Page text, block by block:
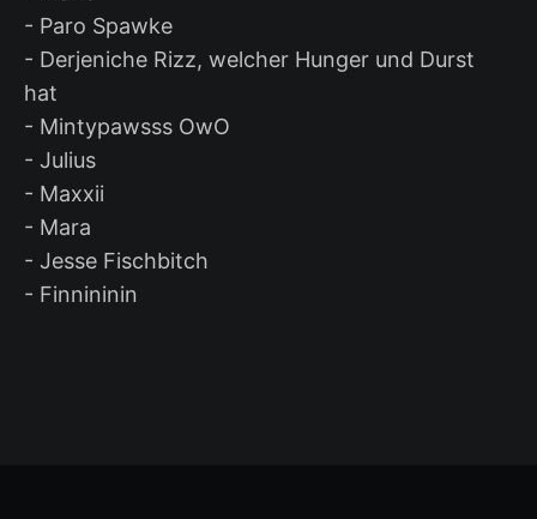
- Paro Spawke
- Derjeniche Rizz, welcher Hunger und Durst
hat
- Mintypawsss OwO
- Julius
- Maxxii
- Mara
- Jesse Fischbitch
- Finnininin